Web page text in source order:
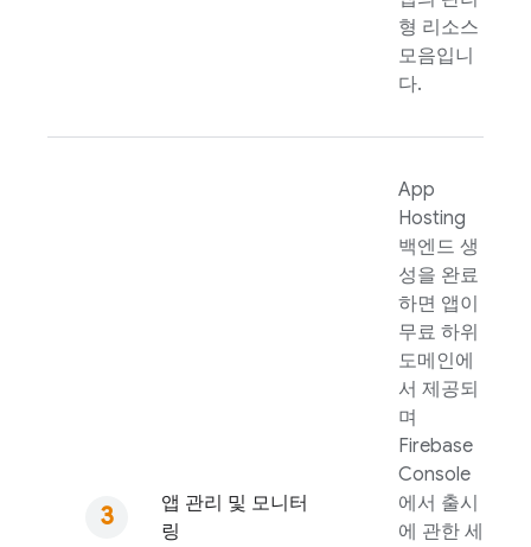
형 리소스
모음입니
다.
앱 관리 및 모니터
링
App
Hosting
백엔드 생
성을 완료
하면 앱이
무료 하위
도메인에
서 제공되
며
Firebase
Console
에서 출시
에 관한 세